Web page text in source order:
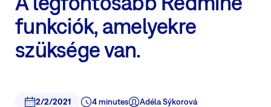
funkciók, amelyekre
szüksége van.
2/2/2021 4 minutes Adéla Sýkorová